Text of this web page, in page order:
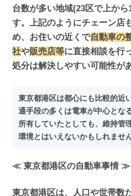
台数が多い地域(23区で上か
す。上記のようにチェーン店
め、お住いの近くで自動車の
社や販売店等に直接相談を行
処分は解決しやすい可能性が
東京都港区は都心にも比較的近
通手段の多くは電車が中心とな
所有していたとしても、維持管
環境とはいえないかもしれません
≪ 東京都港区の自動車事情 ≫
東京都港区は、人口や世帯数